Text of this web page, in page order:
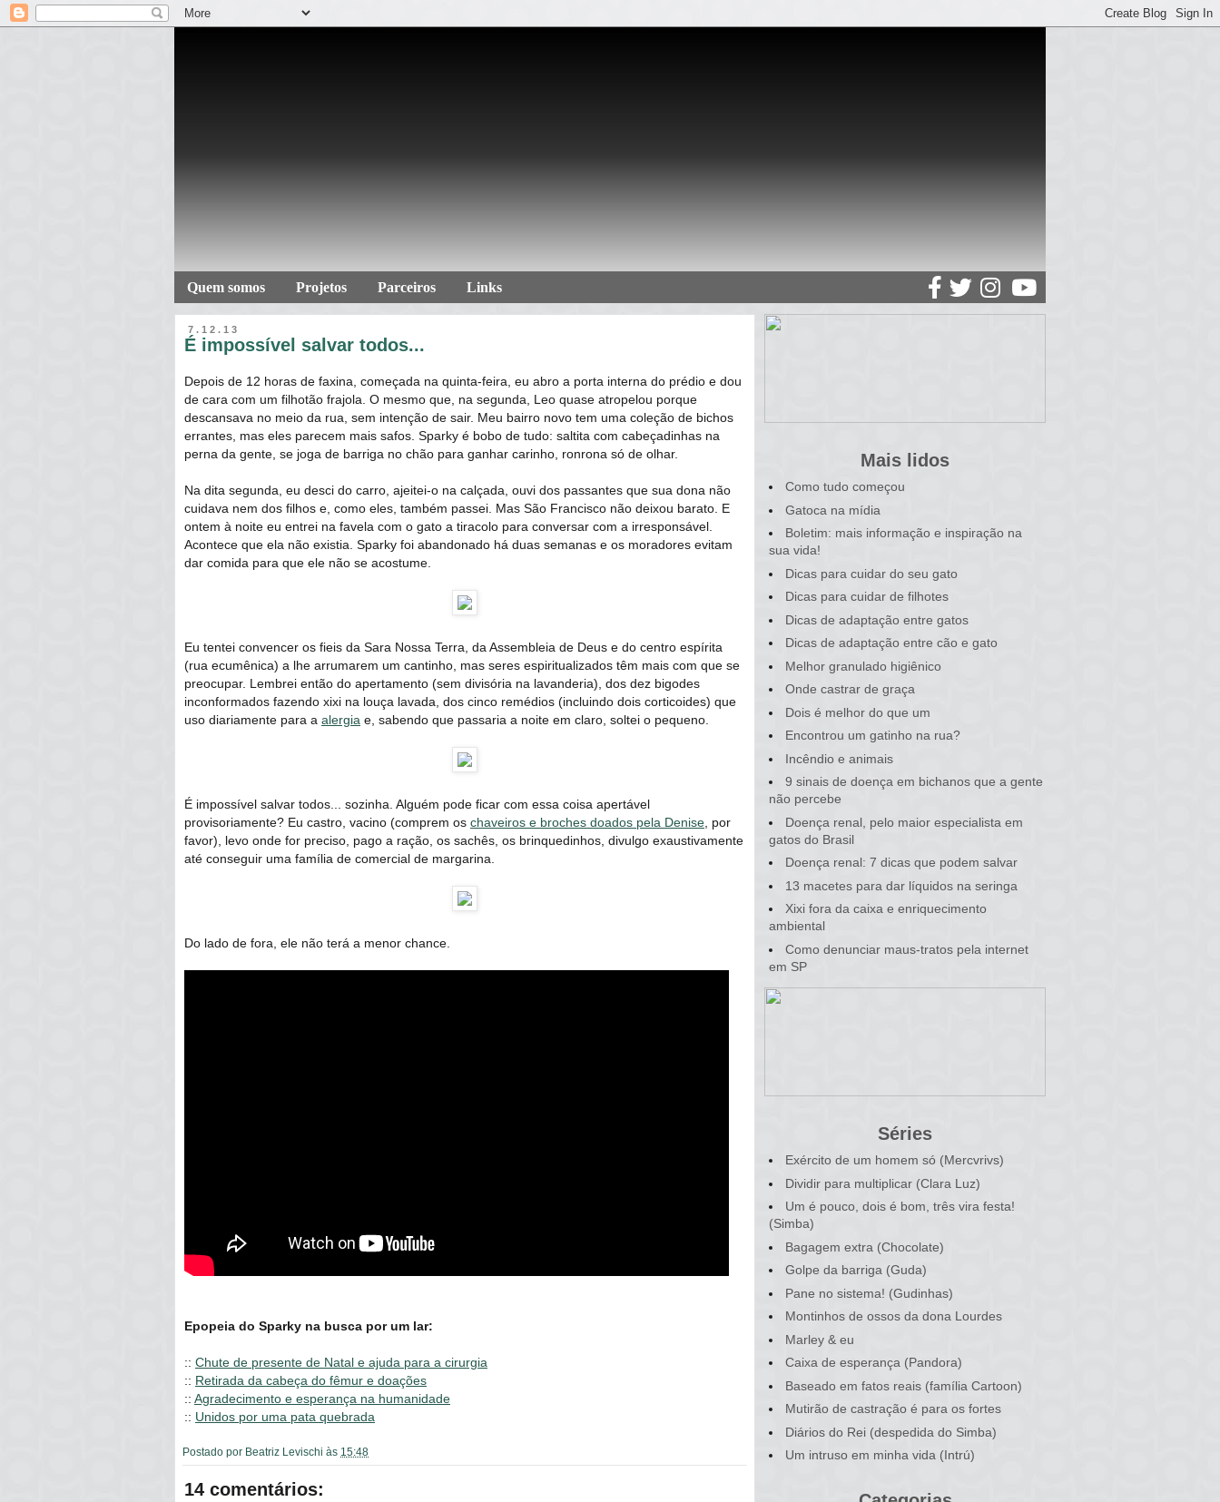
Quem somos Projetos Parceiros Links
7.12.13
É impossível salvar todos...
Depois de 12 horas de faxina, começada na quinta-feira, eu abro a porta interna do prédio e dou
de cara com um filhotão frajola. O mesmo que, na segunda, Leo quase atropelou porque
descansava no meio da rua, sem intenção de sair. Meu bairro novo tem uma coleção de bichos
errantes, mas eles parecem mais safos. Sparky é bobo de tudo: saltita com cabeçadinhas na
perna da gente, se joga de barriga no chão para ganhar carinho, ronrona só de olhar.
Na dita segunda, eu desci do carro, ajeitei-o na calçada, ouvi dos passantes que sua dona não
cuidava nem dos filhos e, como eles, também passei. Mas São Francisco não deixou barato. E
ontem à noite eu entrei na favela com o gato a tiracolo para conversar com a irresponsável.
Acontece que ela não existia. Sparky foi abandonado há duas semanas e os moradores evitam
dar comida para que ele não se acostume.
Eu tentei convencer os fieis da Sara Nossa Terra, da Assembleia de Deus e do centro espírita
(rua ecumênica) a lhe arrumarem um cantinho, mas seres espiritualizados têm mais com que se
preocupar. Lembrei então do apertamento (sem divisória na lavanderia), dos dez bigodes
inconformados fazendo xixi na louça lavada, dos cinco remédios (incluindo dois corticoides) que
uso diariamente para a alergia e, sabendo que passaria a noite em claro, soltei o pequeno.
É impossível salvar todos... sozinha. Alguém pode ficar com essa coisa apertável
provisoriamente? Eu castro, vacino (comprem os chaveiros e broches doados pela Denise , por
favor), levo onde for preciso, pago a ração, os sachês, os brinquedinhos, divulgo exaustivamente
até conseguir uma família de comercial de margarina.
Do lado de fora, ele não terá a menor chance.
Epopeia do Sparky na busca por um lar:
:: Chute de presente de Natal e ajuda para a cirurgia
:: Retirada da cabeça do fêmur e doações
:: Agradecimento e esperança na humanidade
:: Unidos por uma pata quebrada
Postado por Beatriz Levischi às 15:48
14 comentários:
Mais lidos
Como tudo começou
Gatoca na mídia
Boletim: mais informação e inspiração na
sua vida!
Dicas para cuidar do seu gato
Dicas para cuidar de filhotes
Dicas de adaptação entre gatos
Dicas de adaptação entre cão e gato
Melhor granulado higiênico
Onde castrar de graça
Dois é melhor do que um
Encontrou um gatinho na rua?
Incêndio e animais
9 sinais de doença em bichanos que a gente
não percebe
Doença renal, pelo maior especialista em
gatos do Brasil
Doença renal: 7 dicas que podem salvar
13 macetes para dar líquidos na seringa
Xixi fora da caixa e enriquecimento
ambiental
Como denunciar maus-tratos pela internet
em SP
Séries
Exército de um homem só (Mercvrivs)
Dividir para multiplicar (Clara Luz)
Um é pouco, dois é bom, três vira festa!
(Simba)
Bagagem extra (Chocolate)
Golpe da barriga (Guda)
Pane no sistema! (Gudinhas)
Montinhos de ossos da dona Lourdes
Marley & eu
Caixa de esperança (Pandora)
Baseado em fatos reais (família Cartoon)
Mutirão de castração é para os fortes
Diários do Rei (despedida do Simba)
Um intruso em minha vida (Intrú)